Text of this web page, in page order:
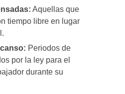
Aquellas que
tiempo libre en lugar
Periodos de
por la ley para el
durante su